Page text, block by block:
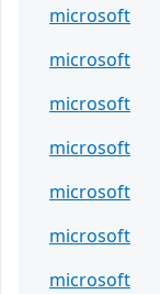
microsoft
microsoft
microsoft
microsoft
microsoft
microsoft
microsoft